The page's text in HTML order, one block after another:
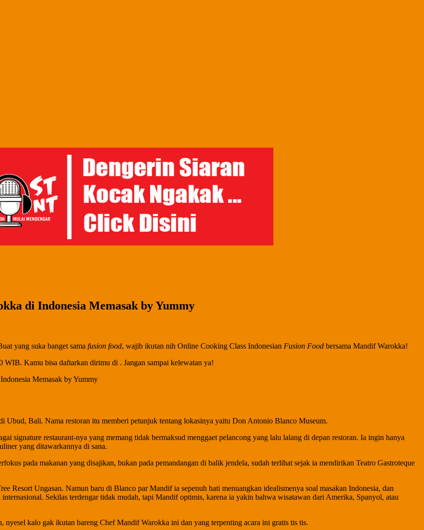
di Indonesia Memasak by Yummy
yang suka banget sama fusion food, wajib ikutan nih Online Cooking Class Indonesian Fusion Food bersama Mandif Warokka!
WIB. Kamu bisa daftarkan dirimu di . Jangan sampai kelewatan ya!
Bali. Nama restoran itu memberi petunjuk tentang lokasinya yaitu Don Antonio Blanco Museum.
signature restaurant-nya yang memang tidak bermaksud menggaet pelancong yang lalu lalang di depan restoran. Ia ingin hanya
yang ditawarkannya di sana.
pada makanan yang disajikan, bukan pada pemandangan di balik jendela, sudah terlihat sejak ia mendirikan Teatro Gastroteque
Resort Ungasan. Namun baru di Blanco par Mandif ia sepenuh hati menuangkan idealismenya soal masakan Indonesia, dan
Sekilas terdengar tidak mudah, tapi Mandif optimis, karena ia yakin bahwa wisatawan dari Amerika, Spanyol, atau
nyesel kalo gak ikutan bareng Chef Mandif Warokka ini dan yang terpenting acara ini gratis tis tis.